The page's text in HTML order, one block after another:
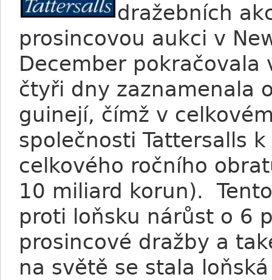
dražebních
prosincovou aukci v
December
čtyři dny zaznamenala
guinejí, čímž v
společnosti Tattersalls
celkového ročního
10 miliard korun).
proti loňsku nárůst o 6
prosincové dražby a
na světě se stala